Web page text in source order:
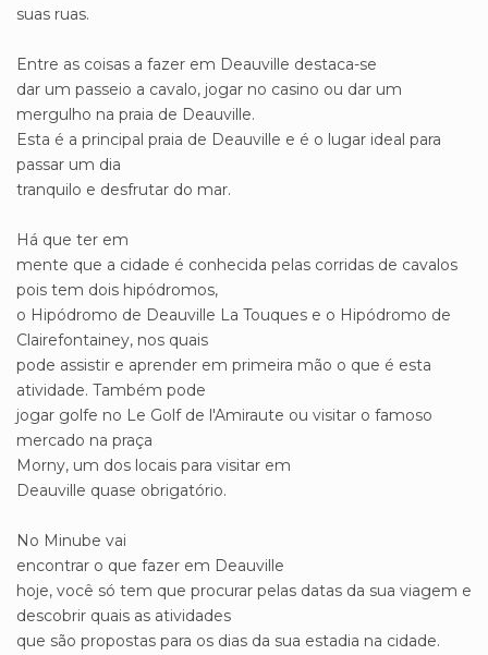
suas ruas.
Entre as coisas a fazer em Deauville destaca-se
dar um passeio a cavalo, jogar no casino ou dar um
mergulho na praia de Deauville.
Esta é a principal praia de Deauville e é o lugar ideal para
passar um dia
tranquilo e desfrutar do mar.
Há que ter em
mente que a cidade é conhecida pelas corridas de cavalos
pois tem dois hipódromos,
o Hipódromo de Deauville La Touques e o Hipódromo de
Clairefontainey, nos quais
pode assistir e aprender em primeira mão o que é esta
atividade. Também pode
jogar golfe no Le Golf de l'Amiraute ou visitar o famoso
mercado na praça
Morny, um dos locais para visitar em
Deauville quase obrigatório.
No Minube vai
encontrar o que fazer em Deauville
hoje, você só tem que procurar pelas datas da sua viagem e
descobrir quais as atividades
que são propostas para os dias da sua estadia na cidade.